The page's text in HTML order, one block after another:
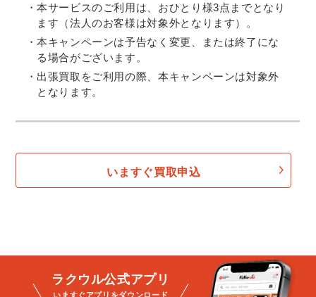
本サービスのご利用は、おひとり様3点までとなり
ます（法人のお客様は対象外となります）。
本キャンペーンは予告なく変更、または終了にな
る場合がございます。
出張買取をご利用の際、本キャンペーンは対象外
となります。
いますぐ買取申込
ラクウル公式アプリ
いますぐアプリをダウンロード